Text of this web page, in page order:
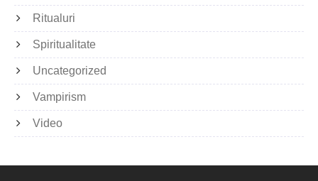
Ritualuri
Spiritualitate
Uncategorized
Vampirism
Video